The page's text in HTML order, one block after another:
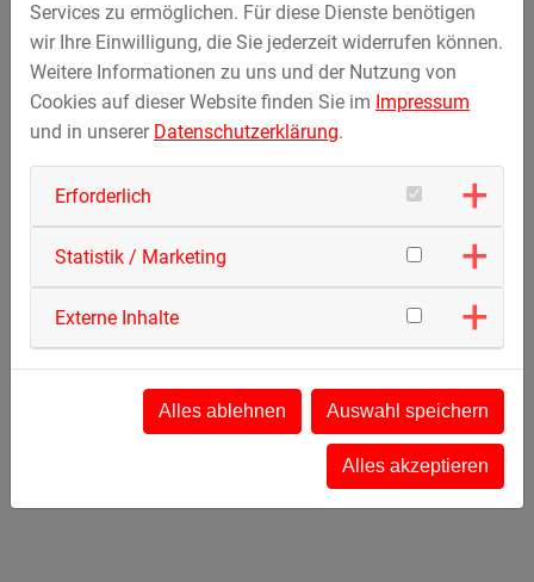
Services zu ermöglichen. Für diese Dienste benötigen
wir Ihre Einwilligung, die Sie jederzeit widerrufen können.
Weitere Informationen zu uns und der Nutzung von
Cookies auf dieser Website finden Sie im Impressum
und in unserer Datenschutzerklärung.
Erforderlich
Statistik / Marketing
Externe Inhalte
Alles ablehnen Auswahl speichern
Alles akzeptieren